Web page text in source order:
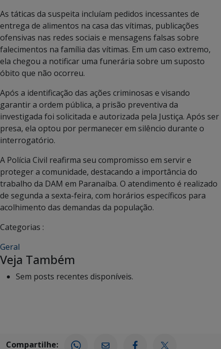
As táticas da suspeita incluíam pedidos incessantes de
entrega de alimentos na casa das vítimas, publicações
ofensivas nas redes sociais e mensagens falsas sobre
falecimentos na família das vítimas. Em um caso extremo,
ela chegou a notificar uma funerária sobre um suposto
óbito que não ocorreu.
Após a identificação das ações criminosas e visando
garantir a ordem pública, a prisão preventiva da
investigada foi solicitada e autorizada pela Justiça. Após ser
presa, ela optou por permanecer em silêncio durante o
interrogatório.
A Polícia Civil reafirma seu compromisso em servir e
proteger a comunidade, destacando a importância do
trabalho da DAM em Paranaíba. O atendimento é realizado
de segunda a sexta-feira, com horários específicos para
acolhimento das demandas da população.
Categorias :
Geral
Veja Também
Sem posts recentes disponíveis.
Compartilhe: